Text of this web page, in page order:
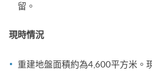
留。
現時情況
重建地盤面積約為4,600平方米。